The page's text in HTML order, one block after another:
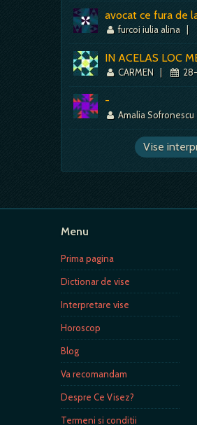
avocat ce fura de
furcoi iulia alina |
IN ACELAS LOC
CARMEN |
-
Amalia Sofronescu
Vise
Menu
Prima pagina
Dictionar de vise
Interpretare vise
Horoscop
Blog
Va recomandam
Despre Ce Visez?
Termeni si conditii